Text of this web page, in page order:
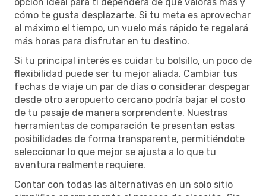
cómo te gusta desplazarte. Si tu meta es aprovechar
al máximo el tiempo, un vuelo más rápido te regalará
más horas para disfrutar en tu destino.
Si tu principal interés es cuidar tu bolsillo, un poco de
flexibilidad puede ser tu mejor aliada. Cambiar tus
fechas de viaje un par de días o considerar despegar
desde otro aeropuerto cercano podría bajar el costo
de tu pasaje de manera sorprendente. Nuestras
herramientas de comparación te presentan estas
posibilidades de forma transparente, permitiéndote
seleccionar lo que mejor se ajusta a lo que tu
aventura realmente requiere.
Contar con todas las alternativas en un solo sitio